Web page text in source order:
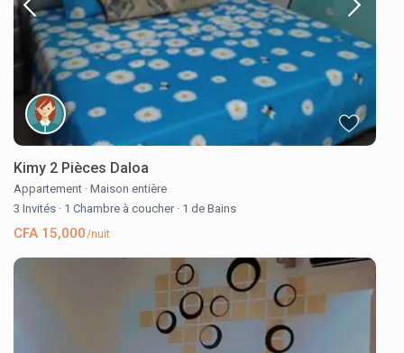
Kimy 2 Pièces Daloa
Appartement · Maison entière
3 Invités · 1 Chambre à coucher · 1 de Bains
CFA 15,000/nuit